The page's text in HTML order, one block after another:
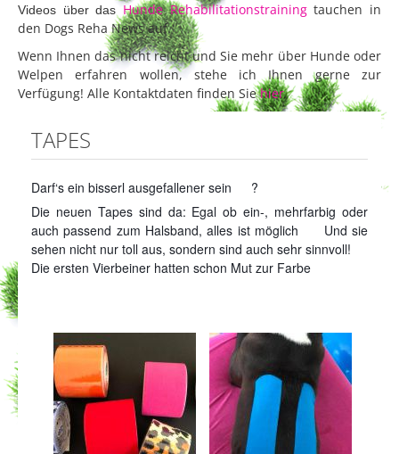
Videos über das Hunde Rehabilitationstrainingtauchen in
den Dogs Reha News auf.
Wenn Ihnen das nicht reicht und Sie mehr über Hunde oder
Welpen erfahren wollen, stehe ich Ihnen gerne zur
Verfügung! Alle Kontaktdaten finden Siehier.
TAPES
Darf‘s ein bisserl ausgefallener sein
?
Die neuen Tapes sind da: Egal ob ein-, mehrfarbig oder
auch passend zum Halsband, alles ist möglich
Und sie
sehen nicht nur toll aus, sondern sind auch sehr sinnvoll!
Die ersten Vierbeiner hatten schon Mut zur Farbe